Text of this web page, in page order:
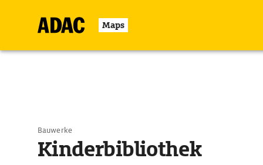
Maps
Bauwerke
Kinderbibliothek